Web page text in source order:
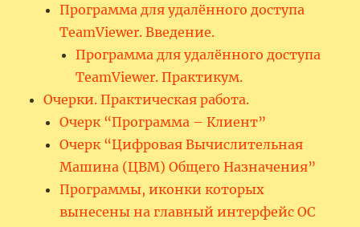
Программа для удалённого доступа
TeamViewer. Введение.
Программа для удалённого доступа
TeamViewer. Практикум.
Очерки. Практическая работа.
Очерк “Программа – Клиент”
Очерк “Цифровая Вычислительная
Машина (ЦВМ) Общего Назначения”
Программы, иконки которых
вынесены на главный интерфейс ОС